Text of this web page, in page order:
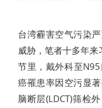
台湾霾害空气污染
威胁，笔者十多年
节里，戴外科至
癌罹患率因空污显
脑断层(LDCT)筛检